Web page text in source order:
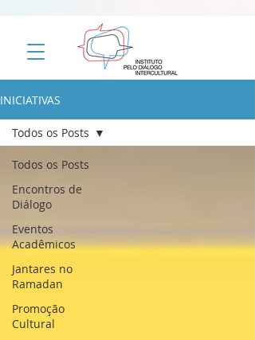
INICIATIVAS
Todos os Posts
Encontros de
Diálogo
Eventos
Acadêmicos
Jantares no
Ramadan
Promoção
Cultural
Todos os Posts